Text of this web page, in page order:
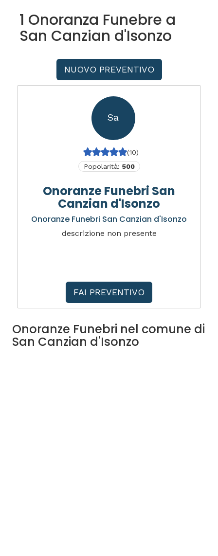
1 Onoranza Funebre a
San Canzian d'Isonzo
NUOVO PREVENTIVO
Sa
(10)
Popolarità: 500
Onoranze Funebri San
Canzian d'Isonzo
Onoranze Funebri San Canzian d'Isonzo
descrizione non presente
FAI PREVENTIVO
Onoranze Funebri nel comune di
San Canzian d'Isonzo